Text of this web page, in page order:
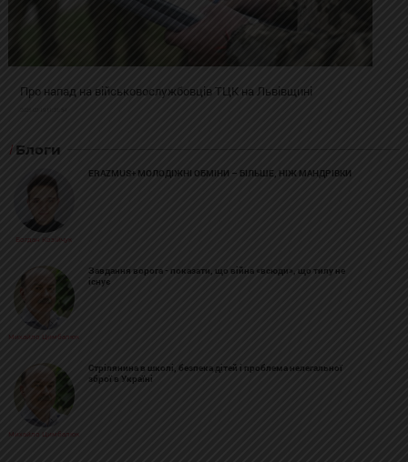
Про напад на військовослужбовців ТЦК на Львівщині
Блоги
Богдан Козійчук
ERAZMUS+ МОЛОДІЖНІ ОБМІНИ – БІЛЬШЕ, НІЖ МАНДРІВКИ
Михайло Цимбалюк
Завдання ворога - показати, що війна «всюди», що тилу не
існує
Михайло Цимбалюк
Стрілянина в школі, безпека дітей і проблема нелегальної
зброї в Україні